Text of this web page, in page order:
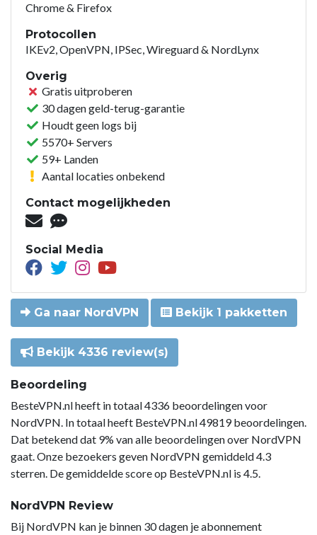
Chrome & Firefox
Protocollen
IKEv2, OpenVPN, IPSec, Wireguard & NordLynx
Overig
Gratis uitproberen
30 dagen geld-terug-garantie
Houdt geen logs bij
5570+ Servers
59+ Landen
Aantal locaties onbekend
Contact mogelijkheden
Social Media
Ga naar NordVPN Bekijk 1 pakketten
Bekijk 4336 review(s)
Beoordeling
BesteVPN.nl heeft in totaal 4336 beoordelingen voor
NordVPN. In totaal heeft BesteVPN.nl 49819 beoordelingen.
Dat betekend dat 9% van alle beoordelingen over NordVPN
gaat. Onze bezoekers geven NordVPN gemiddeld 4.3
sterren. De gemiddelde score op BesteVPN.nl is 4.5.
NordVPN Review
Bij NordVPN kan je binnen 30 dagen je abonnement